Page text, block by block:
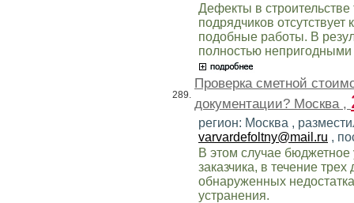
Дефекты в строительстве
подрядчиков
подобные работы. В
полностью
289.
Проверка сметной
документации? Москва ,
регион: Москва ,
varvardefoltny@mail.ru ,
В этом случае
заказчика, в течение
обнаруженных
устранения.